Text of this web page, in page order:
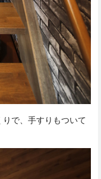
で、手すりもついて